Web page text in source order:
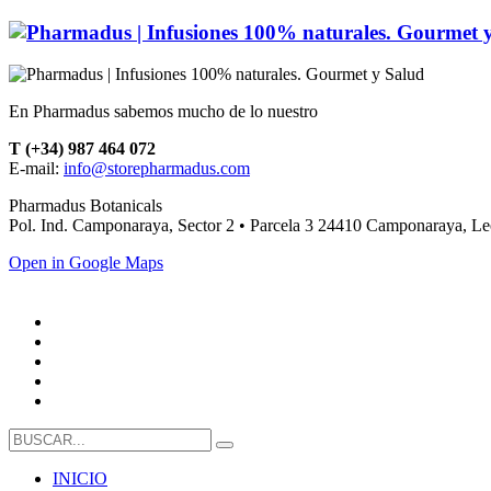
En Pharmadus sabemos mucho de lo nuestro
T (+34) 987 464 072
E-mail: info@storepharmadus.com
Pharmadus Botanicals
Pol. Ind. Camponaraya, Sector 2 • Parcela 3 24410 Camponaraya,
Open in Google Maps
INICIO